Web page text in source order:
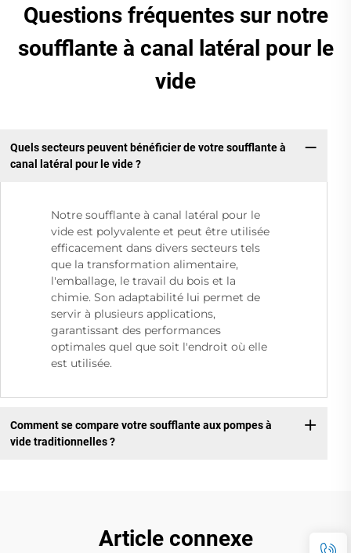
Questions fréquentes sur notre
soufflante à canal latéral pour le
vide
Quels secteurs peuvent bénéficier de votre soufflante à
canal latéral pour le vide ?
Notre soufflante à canal latéral pour le
vide est polyvalente et peut être utilisée
efficacement dans divers secteurs tels
que la transformation alimentaire,
l'emballage, le travail du bois et la
chimie. Son adaptabilité lui permet de
servir à plusieurs applications,
garantissant des performances
optimales quel que soit l'endroit où elle
est utilisée.
Comment se compare votre soufflante aux pompes à
vide traditionnelles ?
Article connexe